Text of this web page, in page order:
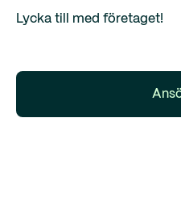
Lycka till med företaget!